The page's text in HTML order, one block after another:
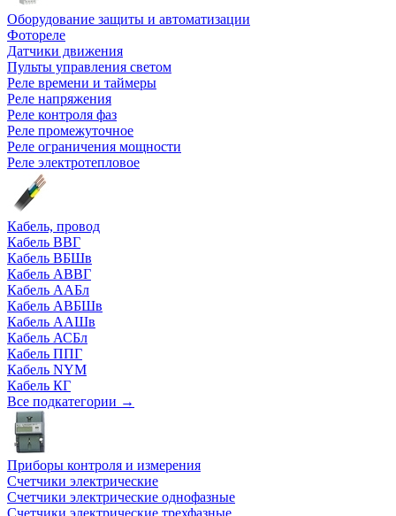
Оборудование защиты и автоматизации
Фотореле
Датчики движения
Пульты управления светом
Реле времени и таймеры
Реле напряжения
Реле контроля фаз
Реле промежуточное
Реле ограничения мощности
Реле электротепловое
Кабель, провод
Кабель ВВГ
Кабель ВБШв
Кабель АВВГ
Кабель ААБл
Кабель АВБШв
Кабель ААШв
Кабель АСБл
Кабель ППГ
Кабель NYM
Кабель КГ
Все подкатегории →
Приборы контроля и измерения
Счетчики электрические
Счетчики электрические однофазные
Счетчики электрические трехфазные